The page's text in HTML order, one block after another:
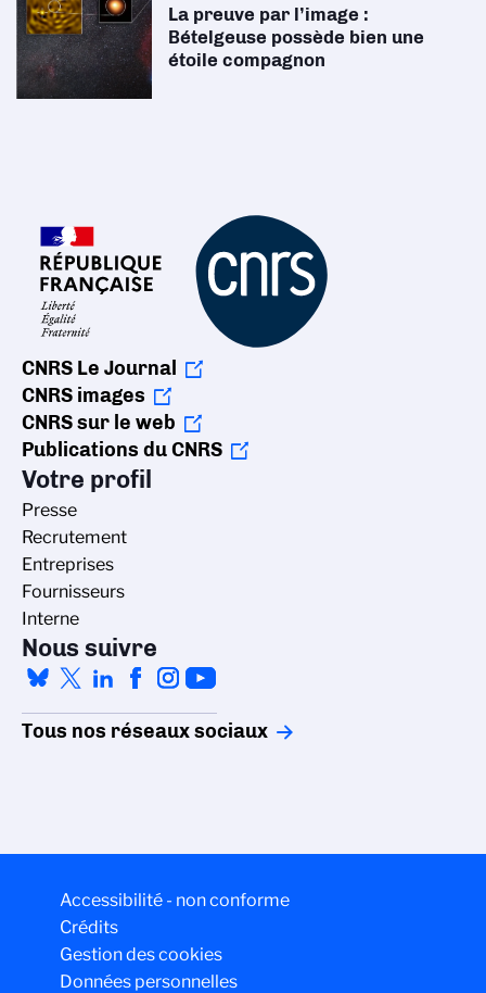
La preuve par l’image :
Bételgeuse possède bien une
étoile compagnon
CNRS Le Journal
CNRS images
CNRS sur le web
Publications du CNRS
Votre profil
Presse
Recrutement
Entreprises
Fournisseurs
Interne
Nous suivre
Tous nos réseaux sociaux
Accessibilité - non conforme
Crédits
Gestion des cookies
Données personnelles